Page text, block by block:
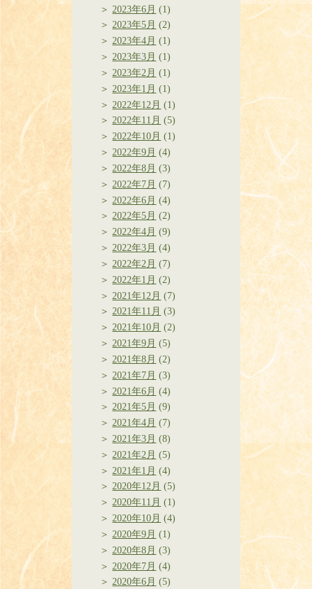
2023年6月 (1)
2023年5月 (2)
2023年4月 (1)
2023年3月 (1)
2023年2月 (1)
2023年1月 (1)
2022年12月 (1)
2022年11月 (5)
2022年10月 (1)
2022年9月 (4)
2022年8月 (3)
2022年7月 (7)
2022年6月 (4)
2022年5月 (2)
2022年4月 (9)
2022年3月 (4)
2022年2月 (7)
2022年1月 (2)
2021年12月 (7)
2021年11月 (3)
2021年10月 (2)
2021年9月 (5)
2021年8月 (2)
2021年7月 (3)
2021年6月 (4)
2021年5月 (9)
2021年4月 (7)
2021年3月 (8)
2021年2月 (5)
2021年1月 (4)
2020年12月 (5)
2020年11月 (1)
2020年10月 (4)
2020年9月 (1)
2020年8月 (3)
2020年7月 (4)
2020年6月 (5)